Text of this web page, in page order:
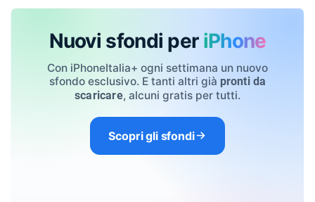
Nuovi sfondi per iPhone
Con iPhoneItalia+ ogni settimana un nuovo
sfondo esclusivo. E tanti altri già pronti da
scaricare, alcuni gratis per tutti.
Scopri gli sfondi